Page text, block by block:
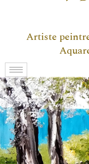
Artiste